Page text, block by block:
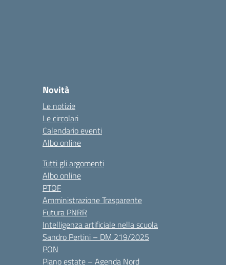
Novità
Le notizie
Le circolari
Calendario eventi
Albo online
Tutti gli argomenti
Albo online
PTOF
Amministrazione Trasparente
Futura PNRR
Intelligenza artificiale nella scuola
Sandro Pertini – DM 219/2025
PON
Piano estate – Agenda Nord